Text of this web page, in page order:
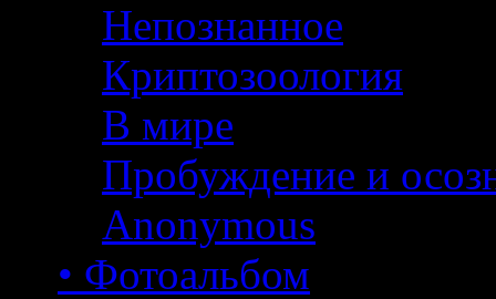
Непознанное
Криптозоология
В мире
Пробуждение и
Anonymous
• Фотоальбом